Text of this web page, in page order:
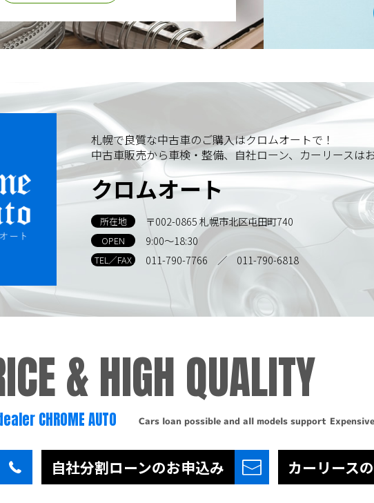
札幌で良質な中古車のご購入はクロムオートで！
中古車販売から車検・整備、自社ローン、カーリースは
クロムオート
所在地 〒002-0865 札幌市北区屯田町740
OPEN 9:00～18:30
TEL／FAX 011-790-7766 ／ 011-790-6818
&HIGH QUALITY
CHROME AUTO Cars loan possible and all models support
自社分割ローンのお申込み カーリースの